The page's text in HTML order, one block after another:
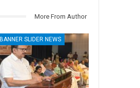
More From Author
BANNER SLIDER NEWS